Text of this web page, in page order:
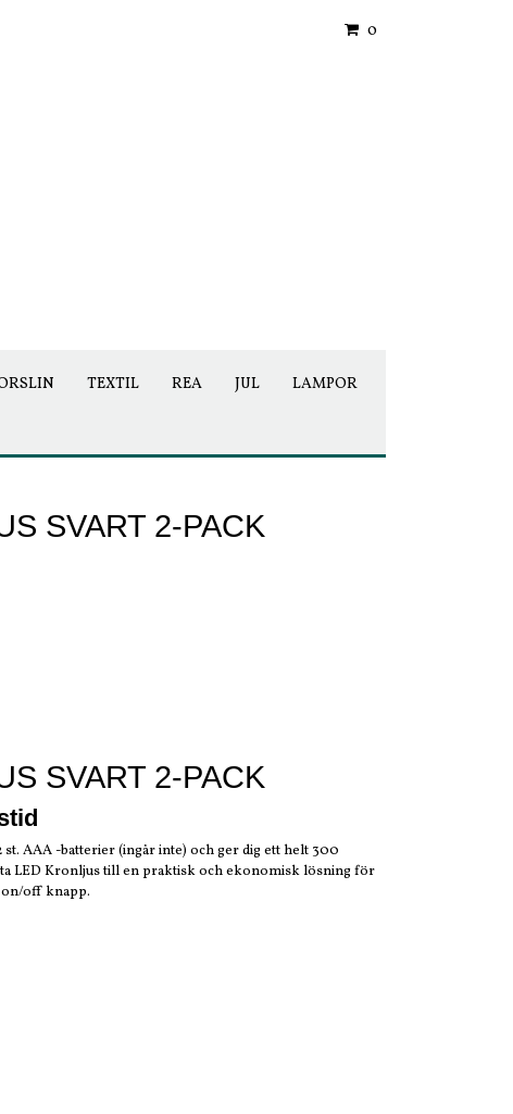
0
TEXTIL REA JUL LAMPOR
SVART 2-PACK
SVART 2-PACK
AAA -batterier (ingår inte) och ger dig ett helt 300
LED Kronljus till en praktisk och ekonomisk lösning för
on/off knapp.